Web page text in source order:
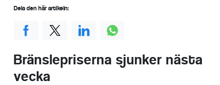
Bränslepriserna sjunker nästa
vecka
Dela den här artikeln: